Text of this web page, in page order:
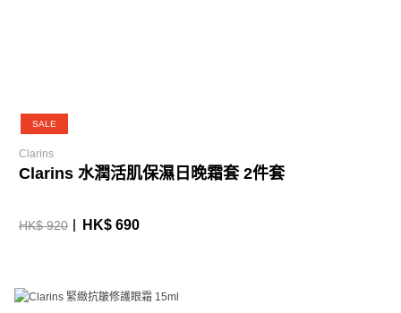
SALE
Clarins
Clarins 水潤活肌保濕日晚霜套 2件套
HK$ 920 HK$ 690